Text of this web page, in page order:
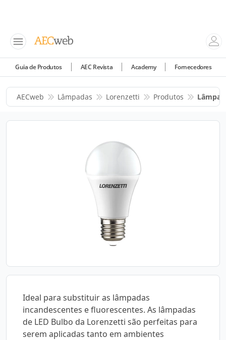
Guia de Produtos AEC Revista Academy Fornecedores
AECweb Lâmpadas Lorenzetti Produtos
Ideal para substituir as lâmpadas
incandescentes e fluorescentes. As lâmpadas
de LED Bulbo da Lorenzetti são perfeitas para
serem aplicadas tanto em ambientes